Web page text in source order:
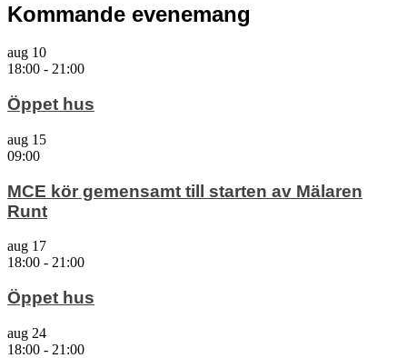
Kommande evenemang
aug 10
18:00 - 21:00
Öppet hus
aug 15
09:00
MCE kör gemensamt till starten av Mälaren
Runt
aug 17
18:00 - 21:00
Öppet hus
aug 24
18:00 - 21:00